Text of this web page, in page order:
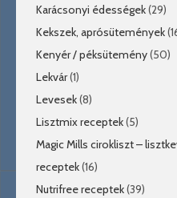
Karácsonyi édességek(29)
Kekszek, aprósütemények
Kenyér / péksütemény(50)
Lekvár(1)
Levesek(8)
Lisztmix receptek(5)
Magic Mills cirokliszt –
receptek(16)
Nutrifree receptek(39)